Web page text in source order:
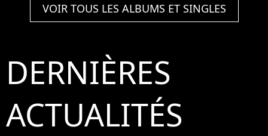
VOIR TOUS LES ALBUMS ET SINGLES
DERNIÈRES
ACTUALITÉS